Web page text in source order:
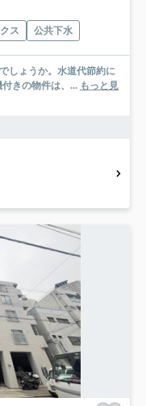
ス 公共下水
しょうか。水道代節約に
きの物件は、... もっと見